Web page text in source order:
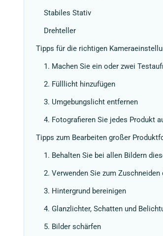
Stabiles Stativ
Drehteller
Tipps für die richtigen
1. Machen Sie ein oder zwei
2. Fülllicht hinzufügen
3. Umgebungslicht entfernen
4. Fotografieren Sie jedes Produkt
Tipps zum Bearbeiten großer
1. Behalten Sie bei allen Bildern
2. Verwenden Sie zum
3. Hintergrund bereinigen
4. Glanzlichter, Schatten und
5. Bilder schärfen